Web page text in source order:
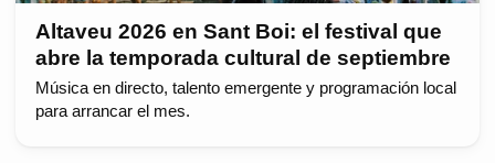
Altaveu 2026 en Sant Boi: el festival que
abre la temporada cultural de septiembre
Música en directo, talento emergente y programación local
para arrancar el mes.